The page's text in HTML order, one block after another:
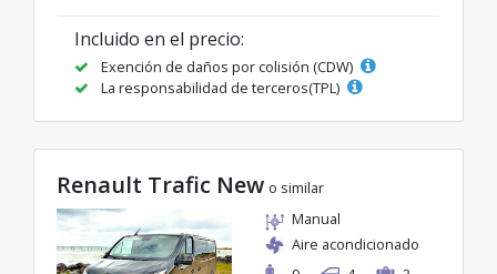
Incluido en el precio:
Exención de daños por colisión (CDW)
La responsabilidad de terceros(TPL)
Renault Trafic New o similar
Manual
Aire acondicionado